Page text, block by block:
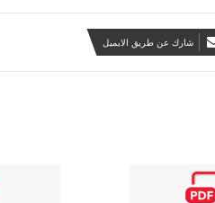
شارك عن طريق الايميل